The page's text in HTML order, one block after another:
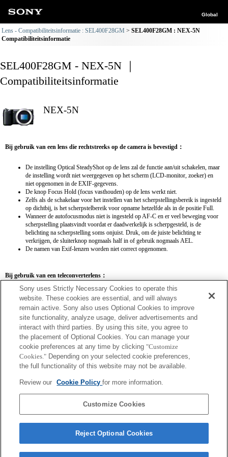
Global
Lens - Compatibiliteitsinformatie : SEL400F28GM
SEL400F28GM : NEX-5N
Compatibiliteitsinformatie
SEL400F28GM - NEX-5N ｜
Compatibiliteitsinformatie
NEX-5N
Bij gebruik van een lens die rechtstreeks op de camera is bevestigd：
De instelling Optical SteadyShot op de lens zal de functie aan/uit schakelen, maar
de instelling wordt niet weergegeven op het scherm (LCD-monitor, zoeker) en
niet opgenomen in de EXIF-gegevens.
De knop Focus Hold (focus vasthouden) op de lens werkt niet.
Zelfs als de schakelaar voor het instellen van het scherpstellingsbereik is ingesteld
op dichtbij, is het scherpstelbereik voor opname hetzelfde als in de positie Full.
Wanneer de autofocusmodus niet is ingesteld op AF-C en er veel beweging voor
scherpstelling plaatsvindt voordat er daadwerkelijk is scherpgesteld, is de
belichting na scherpstelling soms onjuist. Druk, om de juiste belichting te
verkrijgen, de sluiterknop nogmaals half in of gebruik nogmaals AEL.
De namen van Exif-lenzen worden niet correct opgenomen.
Bij gebruik van een teleconverterlens：
SEL14TC SEL20TC
SEL14TC
Het beeld kan onscherp worden wanneer de camera wordt ingesteld op Continue AF.
De brandpuntsafstand en het maximale diafragma voor de Exif-lens worden
vergroting echter meer dan 10 zijn, worden ze niet correct weergegeven.
Sony uses Strictly Necessary Cookies to operate this
website. These cookies are essential, and will always
remain active. Sony also uses Optional Cookies to improve
site functionality, analyze usage, deliver advertisements and
interact with third parties. By using this site, you agree to
the placement of Optional Cookies. You can manage your
cookie preferences at any time by clicking "Customize
Cookies." Depending on your selected cookie preferences,
the full functionality of this website may not be available.
Review our Cookie Policyfor more information.
Customize Cookies
Reject Optional Cookies